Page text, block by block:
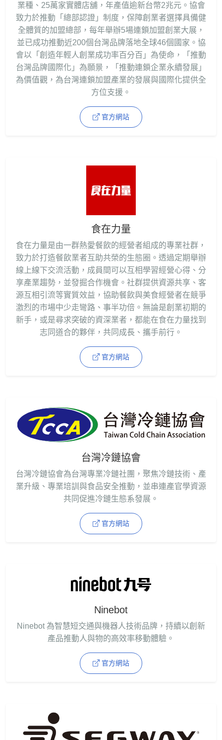
業種、25萬家實體店舖，年產值逾新台幣2兆元。協會
致力於推動「總部認證」制度，保障創業者選擇具備健
全體質的加盟總部，每年舉辦5場連鎖加盟創業大展，
並已成功推動近200個台灣品牌落地全球46個國家。協
會以「創造年輕人創業成功率百分百」為使命，「推動
台灣品牌國際化」為願景，「推動連鎖企業永續發展」
為價值觀，為台灣連鎖加盟產業的發展與國際化提供全
方位支援。
官方網站
食在力量
食在力量是由一群熱愛餐飲的經營者組成的專業社群，
致力於打造餐飲業者互助共榮的生態圈。透過定期舉辦
線上線下交流活動，成員間可以互相學習經營心得、分
享產業趨勢，並發掘合作機會。社群提供資源共享、客
源互相引流等實質效益，協助餐飲與美食經營者在競爭
激烈的市場中少走彎路、事半功倍。無論是創業初期的
新手，或是尋求突破的資深業者，都能在食在力量找到
志同道合的夥伴，共同成長、攜手前行。
官方網站
台灣冷鏈協會
台灣冷鏈協會為台灣專業冷鏈社團，聚焦冷鏈技術、產
業升級、專業培訓與食品安全推動，並串連產官學資源
共同促進冷鏈生態系發展。
官方網站
Ninebot
Ninebot 為智慧短交通與機器人技術品牌，持續以創新
產品推動人與物的高效率移動體驗。
官方網站